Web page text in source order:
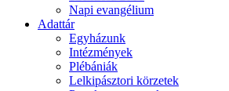
Napi evangélium
Adattár
Egyházunk
Intézmények
Plébániák
Lelkipásztori körzetek